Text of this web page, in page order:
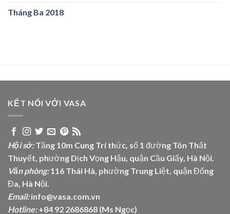
Tháng Ba 2018
KẾT NỐI VỚI VASA
Hội sở:Tầng 10m Cung Trí thức, số 1 đường Tôn Thất
Thuyết, phường Dịch Vọng Hậu, quận Cầu Giấy, Hà Nội.
Văn phòng:116 Thái Hà, phường Trung Liệt, quận Đống
Đa, Hà Nội.
Email:info@vasa.com.vn
Hotline:+84 92 2686868 (Ms Ngọc)